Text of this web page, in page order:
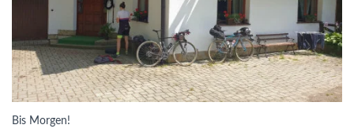
Bis Morgen!